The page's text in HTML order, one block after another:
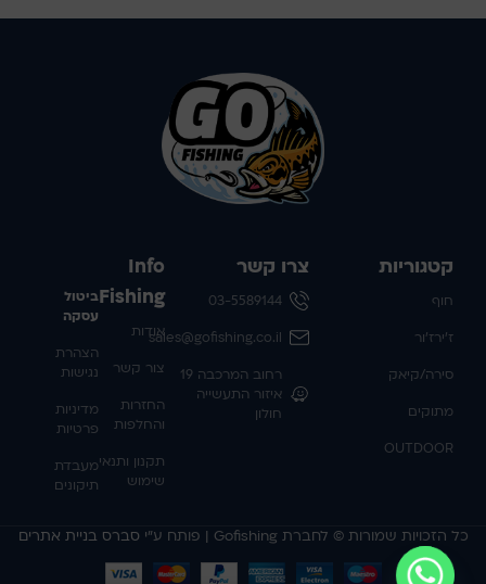
Info
Fishing
אודות
צור קשר
החזרות
והחלפות
תקנון ותנאי
שימוש
ביטול
עסקה
הצהרת
נגישות
מדיניות
פרטיות
מעבדת
תיקונים
קטגוריות
חוף
ז'ירז'ור
סירה/קיאק
מתוקים
OUTDOOR
צרו קשר
03-5589144
sales@gofishing.co.il
רחוב המרכבה 19
איזור התעשייה
חולון
כל הזכויות שמורות © לחברת Gofishing | פותח ע״י סברס בניית אתרים